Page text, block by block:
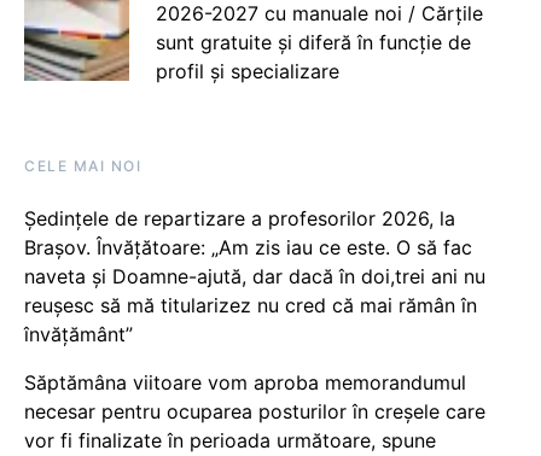
2026-2027 cu manuale noi / Cărțile
sunt gratuite și diferă în funcție de
profil și specializare
CELE MAI NOI
Ședințele de repartizare a profesorilor 2026, la
Brașov. Învățătoare: „Am zis iau ce este. O să fac
naveta și Doamne-ajută, dar dacă în doi,trei ani nu
reușesc să mă titularizez nu cred că mai rămân în
învățământ”
Săptămâna viitoare vom aproba memorandumul
necesar pentru ocuparea posturilor în creșele care
vor fi finalizate în perioada următoare, spune